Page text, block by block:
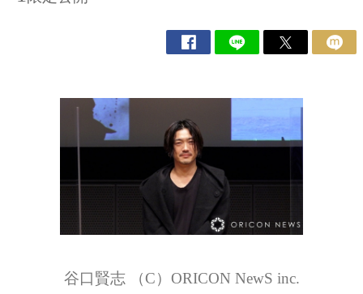
谷口賢志 （C）ORICON NewS inc.